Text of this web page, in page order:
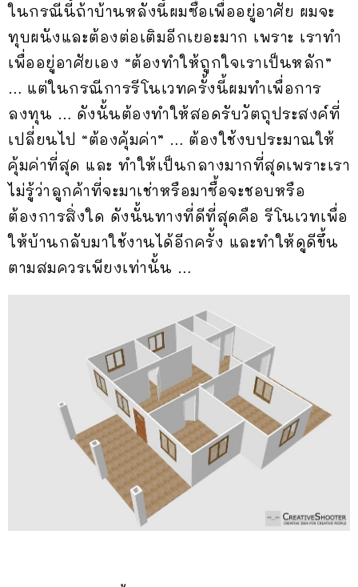
ในกรณีนี้ถ้าบ้านหลังนี้ผมซื้อเพื่ออยู่อาศัย ผมจะ
ทุบผนังและต้องต่อเติมอีกเยอะมาก เพราะ เราทำ
เพื่ออยู่อาศัยเอง “ต้องทำให้ถูกใจเราเป็นหลัก”
… แต่ในกรณีการรีโนเวทครั้งนี้ผมทำเพื่อการ
ลงทุน … ดังนั้นต้องทำให้สอดรับวัตถุประสงค์ที่
เปลี่ยนไป “ต้องคุ้มค่า” … ต้องใช้งบประมาณให้
คุ้มค่าที่สุด และ ทำให้เป็นกลางมากที่สุดเพราะเรา
ไม่รู้ว่าลูกค้าที่จะมาเช่าหรือมาซื้อจะชอบหรือ
ต้องการสิ่งใด ดังนั้นทางที่ดีที่สุดคือ รีโนเวทเพื่อ
ให้บ้านกลับมาใช้งานได้อีกครั้ง และทำให้ดูดีขึ้น
ตามสมควรเพียงเท่านั้น …